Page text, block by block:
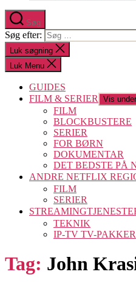
Søg
Søg efter:
Luk søgning
Luk Menu
GUIDES
FILM & SERIER
Vis
FILM
BLOCKBUSTERE
SERIER
FOR BØRN
DOKUMENTAR
DET BEDSTE PÅ
ANDRE NETFLIX
FILM
SERIER
TEKNIK
IP-TV TV-PAKKER
Tag: John